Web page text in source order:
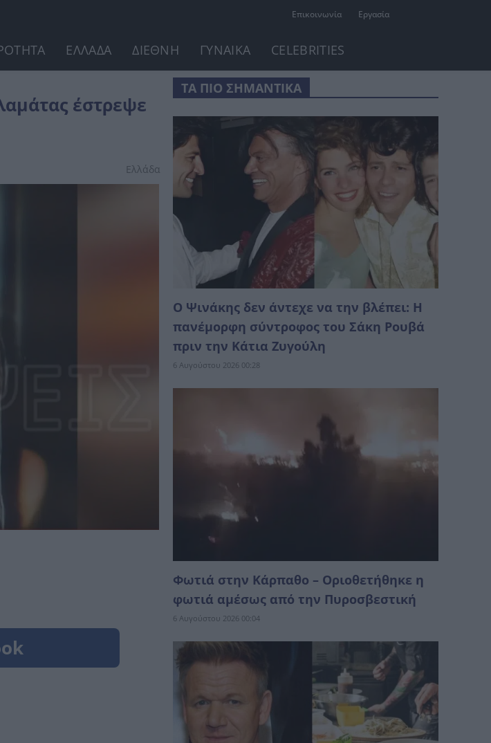
Επικοινωνία Εργασία
ΕΛΛΑΔΑ ΔΙΕΘΝΗ ΓΥΝΑΙΚΑ CELEBRITIES
έστρεψε
Ελλάδα
ΤΑ ΠΙΟ ΣΗΜΑΝΤΙΚΑ
Ο Ψινάκης δεν άντεχε να την βλέπει: Η
πανέμορφη σύντροφος του Σάκη Ρουβά
πριν την Κάτια Ζυγούλη
6 Αυγούστου 2026 00:28
Φωτιά στην Κάρπαθο – Οριοθετήθηκε η
φωτιά αμέσως από την Πυροσβεστική
6 Αυγούστου 2026 00:04